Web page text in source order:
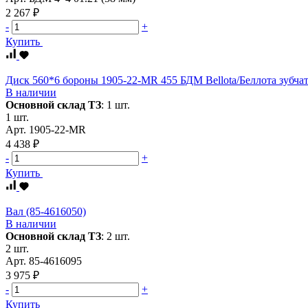
2 267 ₽
-
+
Купить
Диск 560*6 бороны 1905-22-MR 455 БДМ Bellota/Беллота
В наличии
Основной склад ТЗ: 1 шт.
1 шт.
Арт. 1905-22-MR
4 438 ₽
-
+
Купить
Вал (85-4616050)
В наличии
Основной склад ТЗ: 2 шт.
2 шт.
Арт. 85-4616095
3 975 ₽
-
+
Купить